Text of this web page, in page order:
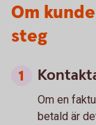
Om
steg
Om en
betald är